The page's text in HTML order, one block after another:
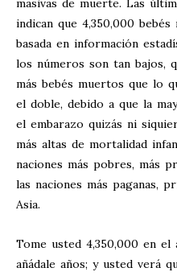
masivas de muerte. Las
indican que 4,350,000
basada en información
los números son tan bajos,
más bebés muertos que lo
el doble, debido a que la
el embarazo quizás ni
más altas de mortalidad
naciones más pobres, más
las naciones más paganas,
Asia.
Tome usted 4,350,000 en el
añádale años; y usted verá